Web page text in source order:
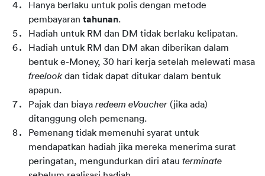
Hanya berlaku untuk polis dengan metode
pembayaran tahunan.
Hadiah untuk RM dan DM tidak berlaku kelipatan.
Hadiah untuk RM dan DM akan diberikan dalam
freelook dan tidak dapat ditukar dalam bentuk
apapun.
Pajak dan biaya redeem eVoucher (jika ada)
ditanggung oleh pemenang.
Pemenang tidak memenuhi syarat untuk
mendapatkan hadiah jika mereka menerima surat
peringatan, mengundurkan diri atau